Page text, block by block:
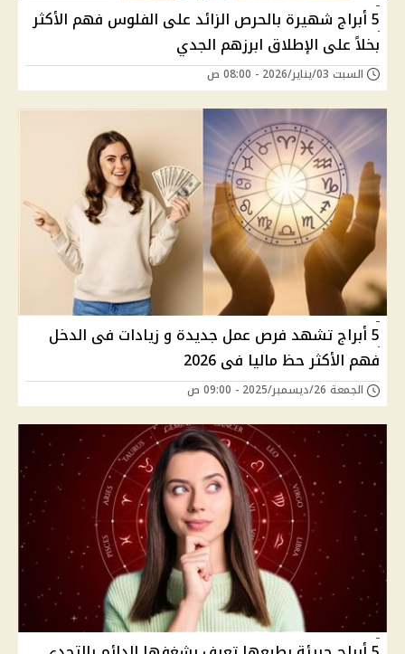
5 أبراج شهيرة بالحرص الزائد على الفلوس فهم الأكثر
بخلاً على الإطلاق ابرزهم الجدي
السبت 03/يناير/2026 - 08:00 ص
5 أبراج تشهد فرص عمل جديدة و زيادات فى الدخل
فهم الأكثر حظ ماليا فى 2026
الجمعة 26/ديسمبر/2025 - 09:00 ص